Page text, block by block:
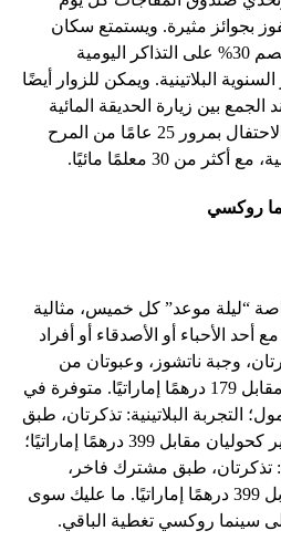
بجوائز مثيرة. ويستمتع سكان
الإمارات العربية المتحدة بخصم 30% على التذاكر اليومية
البلاتينية. ويمكن للزوار أيضًا
خصم 25% عند الجمع بين زيارة الحديقة المائية
وجولة برج العرب. ويحتفل الاحتفال بمرور 25 عامًا من المرح
من 30 معلمًا مائيًا.
روكسي
“ليلة موعد” كل خميس، مثالية
أحد الأحباء أو الأصدقاء أو أفراد
وجبة ناتشوز، وعبوتان من
الفشار، ومشروبان غازيان مقابل 179 درهمًا إماراتيًا. متوفرة في
التجربة البلاتينية: تذكرتان، طبق
مشترك فاخر، وكوكتيلان غير كحوليان مقابل 399 درهمًا إماراتيًا؛
تجربة Xtreme Director Box: تذكرتان، طبق مشترك فاخر،
وكوكتيلان غير كحوليان مقابل 399 درهمًا إماراتيًا. ما عليك سوى
سينما روكسي تغطية الباقي.